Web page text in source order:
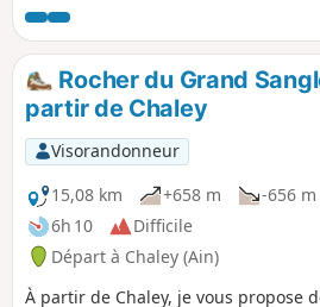
plateau, offrant de belles vues sur la
Rocher du Grand
partir de Chaley
Visorandonneur
15,08 km
+658 m
-656 m
6h 10
Difficile
Départ à Chaley (Ain)
À partir de Chaley, je vous propose